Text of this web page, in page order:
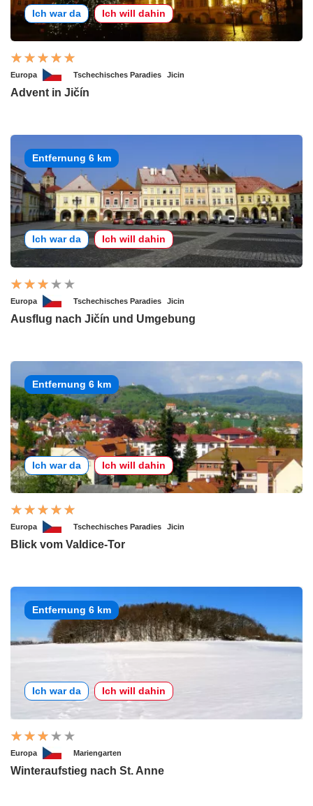
Ich war da Ich will dahin
Europa Tschechisches Paradies Jicin
Advent in Jičín
Entfernung 6 km
Ich war da Ich will dahin
Europa Tschechisches Paradies Jicin
Ausflug nach Jičín und Umgebung
Entfernung 6 km
Ich war da Ich will dahin
Europa Tschechisches Paradies Jicin
Blick vom Valdice-Tor
Entfernung 6 km
Ich war da Ich will dahin
Europa Mariengarten
Winteraufstieg nach St. Anne